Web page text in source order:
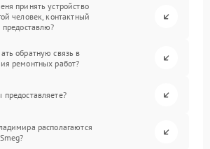
принять устройство
человек, контактный
предоставлю?
обратную связь в
ремонтных работ?
располагаются